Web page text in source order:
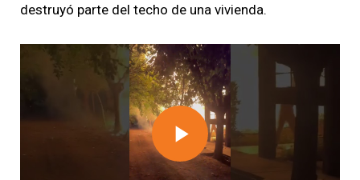
destruyó parte del techo de una vivienda.
Play